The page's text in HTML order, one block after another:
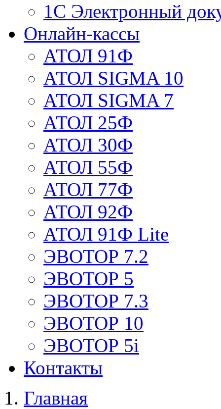
1С Электронный
Онлайн-кассы
АТОЛ 91Ф
АТОЛ SIGMA 10
АТОЛ SIGMA 7
АТОЛ 25Ф
АТОЛ 30Ф
АТОЛ 55Ф
АТОЛ 77Ф
АТОЛ 92Ф
АТОЛ 91Ф Lite
ЭВОТОР 7.2
ЭВОТОР 5
ЭВОТОР 7.3
ЭВОТОР 10
ЭВОТОР 5i
Контакты
Главная